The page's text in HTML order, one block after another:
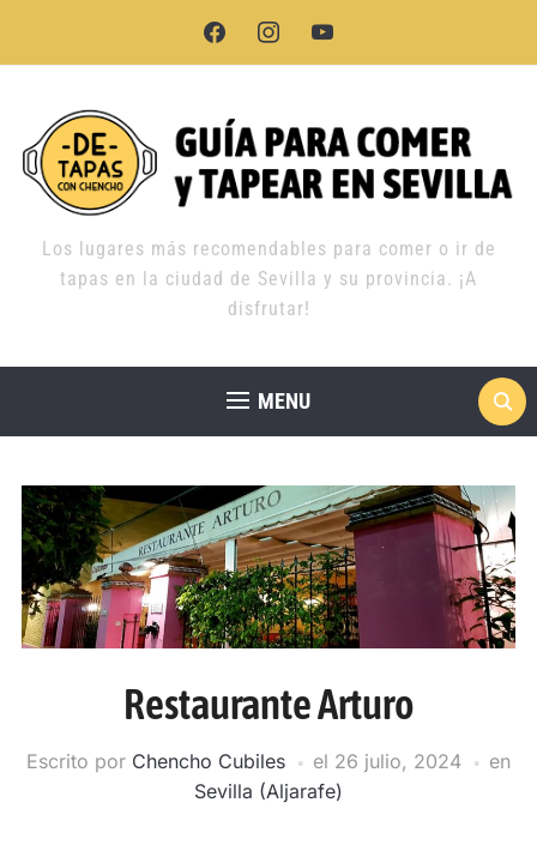
facebook instagramyoutube
Los lugares más recomendables para comer o ir de
tapas en la ciudad de Sevilla y su provincia. ¡A
disfrutar!
MENU
Restaurante Arturo
Escrito por Chencho Cubiles el 26 julio, 2024
en
Sevilla (Aljarafe)